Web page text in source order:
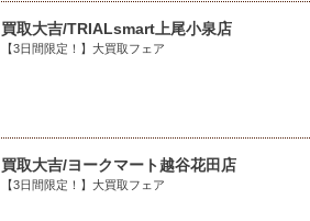
買取大吉/TRIALsmart上尾小泉店
【3日間限定！】大買取フェア
買取大吉/ヨークマート越谷花田店
【3日間限定！】大買取フェア